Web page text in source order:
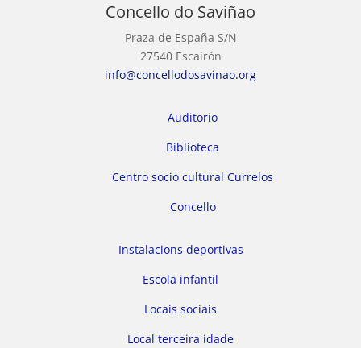
Concello do Saviñao
Praza de España S/N
27540 Escairón
info@concellodosavinao.org
Auditorio
Biblioteca
Centro socio cultural Currelos
Concello
Instalacions deportivas
Escola infantil
Locais sociais
Local terceira idade